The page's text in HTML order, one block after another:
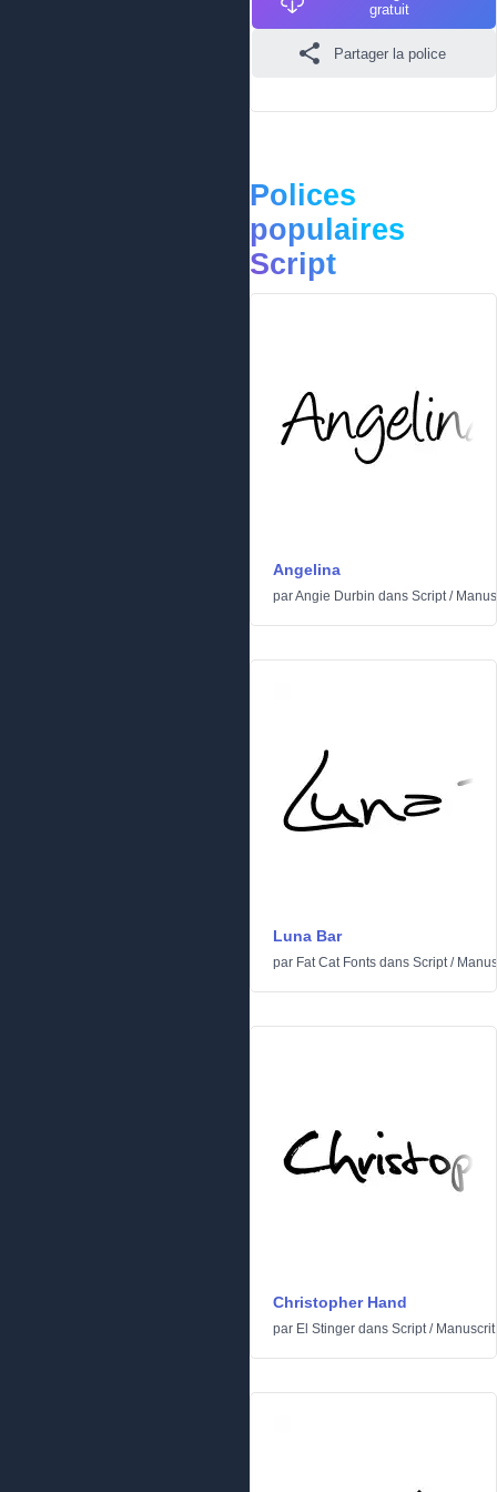
gratuit
Partager la police
Polices
populaires
Script
Angelina
parAngie Durbin dans Script/
Luna Bar
par Fat Cat Fonts dans Script/
Christopher Hand
par El Stinger dans Script/ Manuscrit